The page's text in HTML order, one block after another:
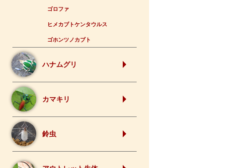
ゴロファ
ヒメカブトケンタウルス
ゴホンツノカブト
ハナムグリ
カマキリ
鈴虫